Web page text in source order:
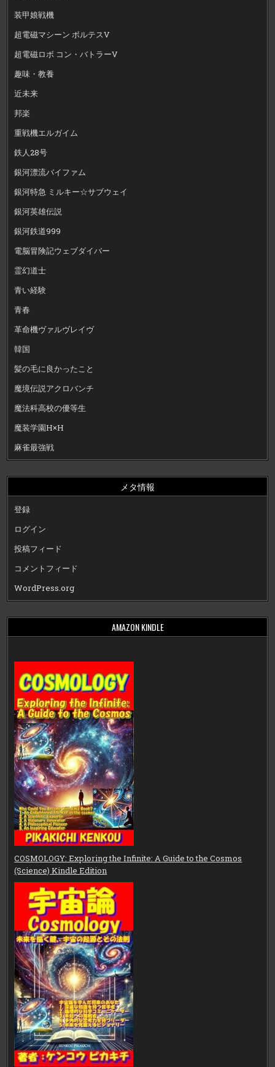
装甲娘戦機
超電磁マシーン ボルテスV
超電磁ロボ コン・バトラーV
趣味・教養
近未来
邦楽
重戦機エルガイム
鉄人28号
銀河漂流バイファム
銀河特急 ミルキー☆サブウェイ
銀河英雄伝説
銀河鉄道999
電脳冒険記ウェブダイバー
霊幻道士
青い経験
青春
革命機ヴァルヴレイヴ
韓国
髪の毛に良かったこと
魔境伝説アクロバンチ
魔法科高校の優等生
魔装学園H×H
麻雀最強戦
メタ情報
登録
ログイン
投稿フィード
コメントフィード
WordPress.org
AMAZON KINDLE
COSMOLOGY: Exploring the Infinite: A Guide to the Cosmos
(Science) Kindle Edition